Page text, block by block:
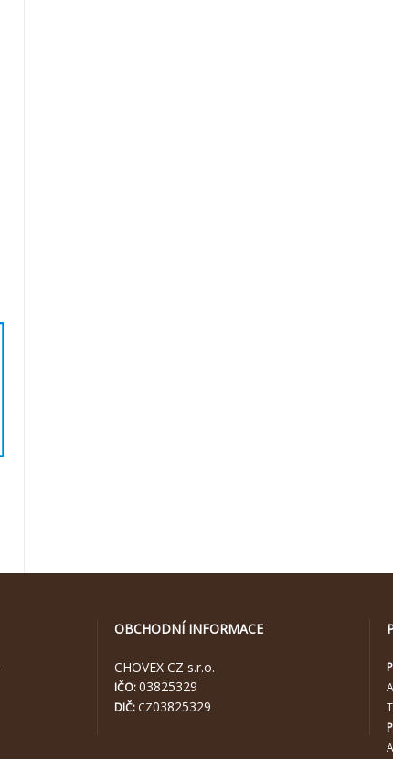
OBCHODNÍ INFORMACE
CHOVEX CZ s.r.o.
IČO:03825329
DIČ: CZ03825329